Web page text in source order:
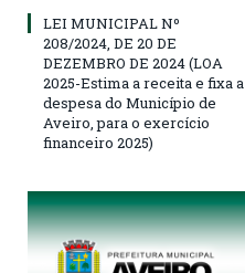
LEI MUNICIPAL Nº
208/2024, DE 20 DE
DEZEMBRO DE 2024 (LOA
2025-Estima a receita e fixa a
despesa do Município de
Aveiro, para o exercício
financeiro 2025)